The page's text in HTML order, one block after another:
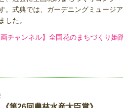
。式典では、ガーデニングミュージ
した。
画チャンネル】全国花のまちづくり姫